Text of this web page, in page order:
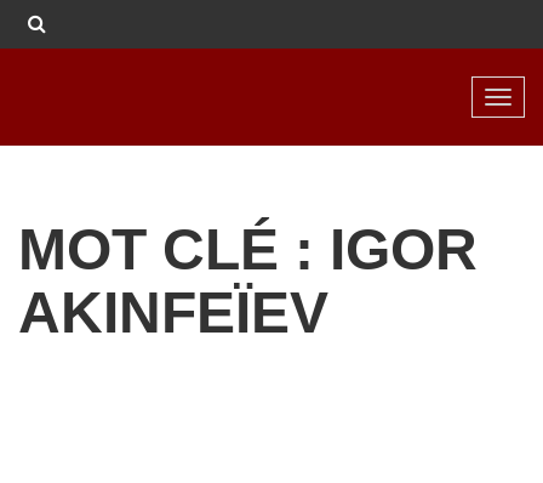
MOT CLÉ : IGOR
AKINFEÏEV